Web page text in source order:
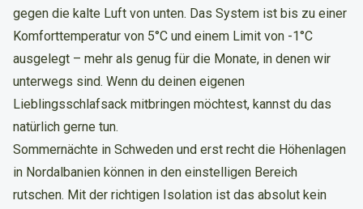
gegen die kalte Luft von unten. Das System ist bis zu einer
Komforttemperatur von 5°C und einem Limit von -1°C
ausgelegt – mehr als genug für die Monate, in denen wir
unterwegs sind. Wenn du deinen eigenen
Lieblingsschlafsack mitbringen möchtest, kannst du das
natürlich gerne tun.
Sommernächte in Schweden und erst recht die Höhenlagen
in Nordalbanien können in den einstelligen Bereich
rutschen. Mit der richtigen Isolation ist das absolut kein